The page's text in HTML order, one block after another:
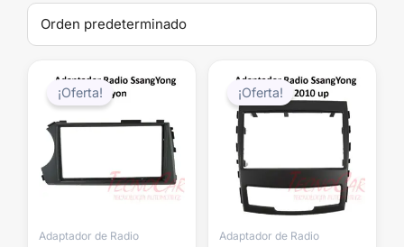
¡Oferta!
Adaptador de Radio
precio
original
era:
$19.990.
precio
es:
$14.990.
¡Oferta!
Adaptador de Radio
precio
original
$39.990.
precio